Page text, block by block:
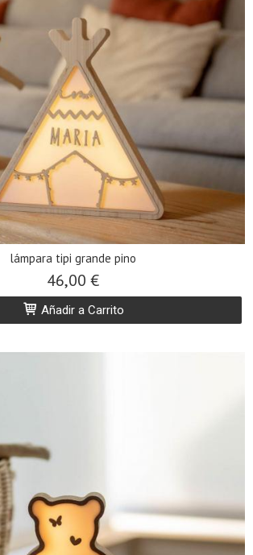
lámpara tipi grande pino
46,00 €
Añadir a Carrito